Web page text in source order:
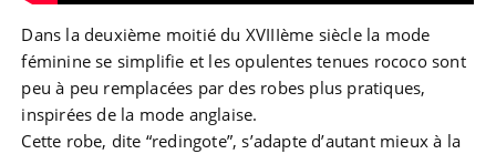
Dans la deuxième moitié du XVIIIème siècle la mode
féminine se simplifie et les opulentes tenues rococo sont
peu à peu remplacées par des robes plus pratiques,
inspirées de la mode anglaise.
Cette robe, dite “redingote”, s’adapte d’autant mieux à la